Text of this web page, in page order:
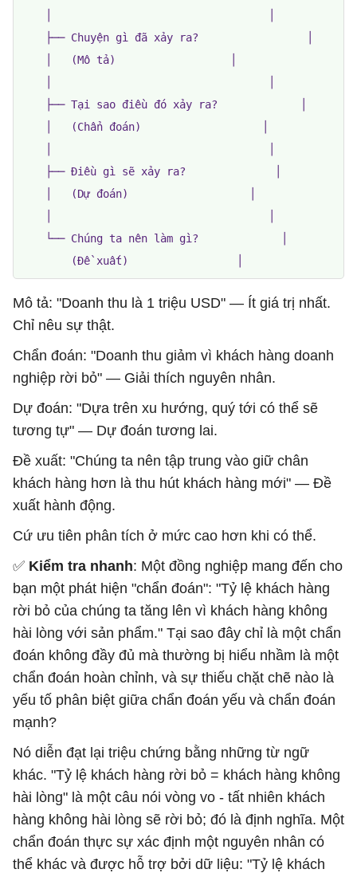
    ├── Chuyện gì đã xảy ra?                 │
    │   (Mô tả)                  │
    ├── Tại sao điều đó xảy ra?             │
    │   (Chẩn đoán)                   │
    ├── Điều gì sẽ xảy ra?              │
    │   (Dự đoán)                   │
    └── Chúng ta nên làm gì?             │
        (Đề xuất)                 │
Mô tả: "Doanh thu là 1 triệu USD" — Ít giá trị nhất.
Chỉ nêu sự thật.
Chẩn đoán: "Doanh thu giảm vì khách hàng doanh
nghiệp rời bỏ" — Giải thích nguyên nhân.
Dự đoán: "Dựa trên xu hướng, quý tới có thể sẽ
tương tự" — Dự đoán tương lai.
Đề xuất: "Chúng ta nên tập trung vào giữ chân
khách hàng hơn là thu hút khách hàng mới" — Đề
xuất hành động.
Cứ ưu tiên phân tích ở mức cao hơn khi có thể.
✅ Kiểm tra nhanh: Một đồng nghiệp mang đến cho
bạn một phát hiện "chẩn đoán": "Tỷ lệ khách hàng
rời bỏ của chúng ta tăng lên vì khách hàng không
hài lòng với sản phẩm." Tại sao đây chỉ là một chẩn
đoán không đầy đủ mà thường bị hiểu nhầm là một
chẩn đoán hoàn chỉnh, và sự thiếu chặt chẽ nào là
yếu tố phân biệt giữa chẩn đoán yếu và chẩn đoán
mạnh?
Nó diễn đạt lại triệu chứng bằng những từ ngữ
khác. "Tỷ lệ khách hàng rời bỏ = khách hàng không
hài lòng" là một câu nói vòng vo - tất nhiên khách
hàng không hài lòng sẽ rời bỏ; đó là định nghĩa. Một
chẩn đoán thực sự xác định một nguyên nhân có
thể khác và được hỗ trợ bởi dữ liệu: "Tỷ lệ khách